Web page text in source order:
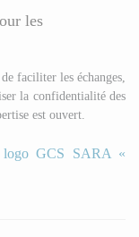
les
faciliter les échanges,
la confidentialité des
est ouvert.
GCS SARA «